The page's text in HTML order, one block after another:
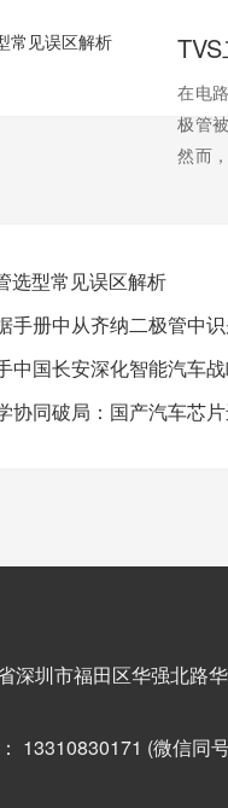
在电
极管
然而
+】
选型常见误区解析
手册中从齐纳二极管中
中国长安深化智能汽车
深圳市福田区华强北路
13310830171 (微信同